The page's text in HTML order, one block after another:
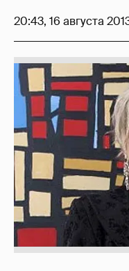
20:43, 16 августа